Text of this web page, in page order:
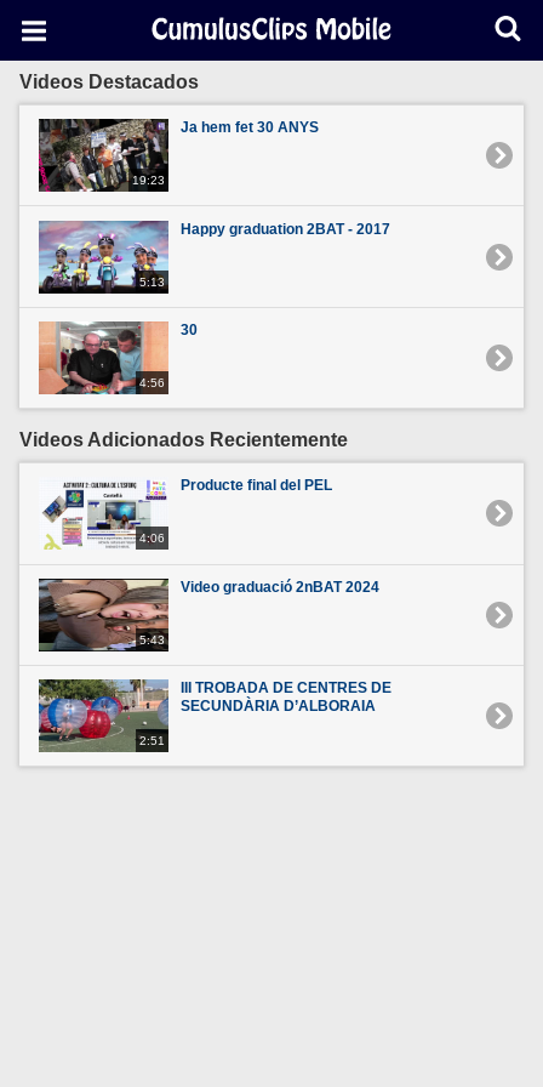
Videos Destacados
19:23
Ja hem fet 30 ANYS
5:13
Happy graduation 2BAT - 2017
4:56
30
Videos Adicionados Recientemente
4:06
Producte final del PEL
5:43
Video graduació 2nBAT 2024
2:51
III TROBADA DE CENTRES DE
SECUNDÀRIA D’ALBORAIA